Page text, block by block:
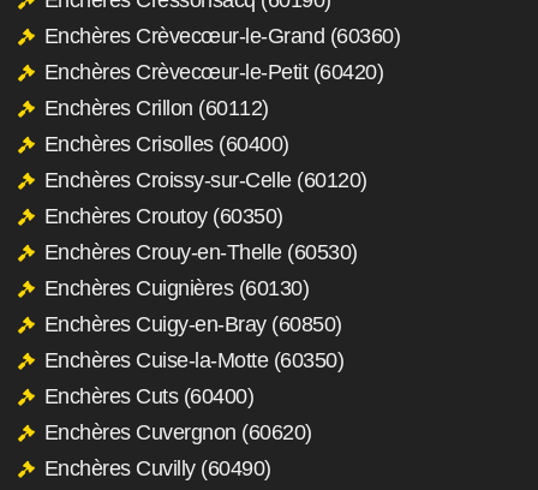
Enchères Crèvecœur-le-Grand (60360)
Enchères Crèvecœur-le-Petit (60420)
Enchères Crillon (60112)
Enchères Crisolles (60400)
Enchères Croissy-sur-Celle (60120)
Enchères Croutoy (60350)
Enchères Crouy-en-Thelle (60530)
Enchères Cuignières (60130)
Enchères Cuigy-en-Bray (60850)
Enchères Cuise-la-Motte (60350)
Enchères Cuts (60400)
Enchères Cuvergnon (60620)
Enchères Cuvilly (60490)